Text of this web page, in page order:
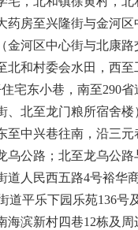
药房至兴隆街与金河
金河区中心街与北康
北和村委会水田，西
宅东小巷，南至290
、北至龙门粮所宿舍
至中兴巷往南，沿三
乌公路；北至龙乌公
道人民西五路4号裕华
平乐下园乐苑136号
海滨新村四巷12栋及